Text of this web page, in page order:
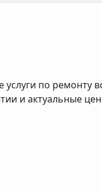
по ремонту
и актуальные